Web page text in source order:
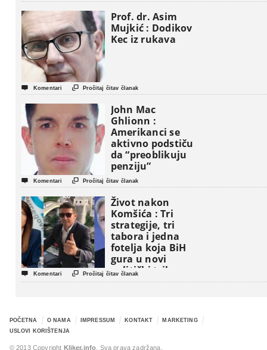
Prof. dr. Asim
Mujkić : Dodikov
Kec iz rukava
 Komentari  Pročitaj čitav članak
John Mac
Ghlionn :
Amerikanci se
aktivno podstiču
da “preoblikuju
penziju”
 Komentari  Pročitaj čitav članak
Život nakon
Komšića : Tri
strategije, tri
tabora i jedna
fotelja koja BiH
gura u novi
politički triler
 Komentari  Pročitaj čitav članak
POČETNA O NAMA IMPRESSUM KONTAKT
MARKETING
USLOVI KORIŠTENJA
© 2013 Copyright Kliker.info . Sva prava zadržana.